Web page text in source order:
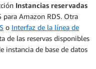
Instancias reservadas
Amazon RDS. Otra
o Interfaz de la línea de
de las reservas disponibles
instancia de base de datos